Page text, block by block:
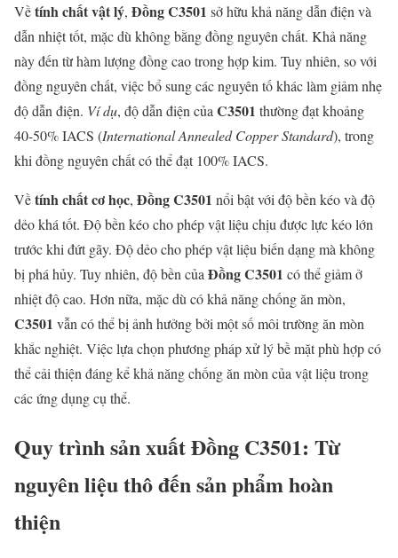
Vềtính chất vật lý, Đồng C3501 sở hữu khả năng dẫn điện và
dẫn nhiệt tốt, mặc dù không bằng đồng nguyên chất. Khả năng
này đến từ hàm lượng đồng cao trong hợp kim. Tuy nhiên, so với
đồng nguyên chất, việc bổ sung các nguyên tố khác làm giảm nhẹ
độ dẫn điện. Ví dụ, độ dẫn điện của C3501 thường đạt khoảng
40-50% IACS (International Annealed Copper Standard), trong
khi đồng nguyên chất có thể đạt 100% IACS.
Vềtính chất cơ học, Đồng C3501 nổi bật với độ bền kéo và độ
dẻo khá tốt. Độ bền kéo cho phép vật liệu chịu được lực kéo lớn
trước khi đứt gãy. Độ dẻo cho phép vật liệu biến dạng mà không
bị phá hủy. Tuy nhiên, độ bền của Đồng C3501 có thể giảm ở
nhiệt độ cao. Hơn nữa, mặc dù có khả năng chống ăn mòn,
C3501 vẫn có thể bị ảnh hưởng bởi một số môi trường ăn mòn
khắc nghiệt. Việc lựa chọn phương pháp xử lý bề mặt phù hợp có
thể cải thiện đáng kể khả năng chống ăn mòn của vật liệu trong
các ứng dụng cụ thể.
Quy trình sản xuấtĐồng C3501: Từ
nguyên liệu thô đến sản phẩm hoàn
thiện